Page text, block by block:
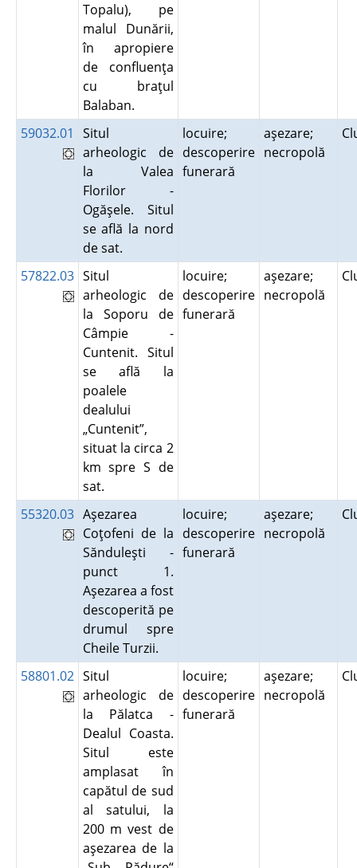
Topalu), pe
malul Dunării,
în apropiere
de confluenţa
cu braţul
Balaban.
59032.01
Situl
arheologic de
la Valea
Florilor -
Ogăşele. Situl
se află la nord
de sat.
locuire;
descoperire
funerară
aşezare;
necropolă
57822.03 Situl
arheologic de
la Soporu de
Câmpie -
Cuntenit. Situl
se află la
poalele
dealului
„Cuntenit”,
situat la circa 2
km spre S de
sat.
locuire;
descoperire
funerară
aşezare;
necropolă
55320.03 Aşezarea
Coţofeni de la
Sănduleşti -
punct 1.
Aşezarea a fost
descoperită pe
drumul spre
Cheile Turzii.
locuire;
descoperire
funerară
aşezare;
necropolă
58801.02 Situl
arheologic de
la Pălatca -
Dealul Coasta.
Situl este
amplasat în
capătul de sud
al satului, la
200 m vest de
aşezarea de la
locuire;
descoperire
funerară
aşezare;
necropolă